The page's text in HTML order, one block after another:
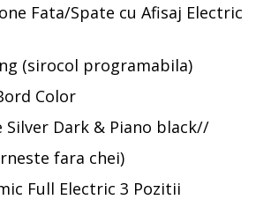
Fata/Spate cu Afisaj Electric
(sirocol programabila)
Color
Dark & Piano black//
fara chei)
Full Electric 3 Pozitii